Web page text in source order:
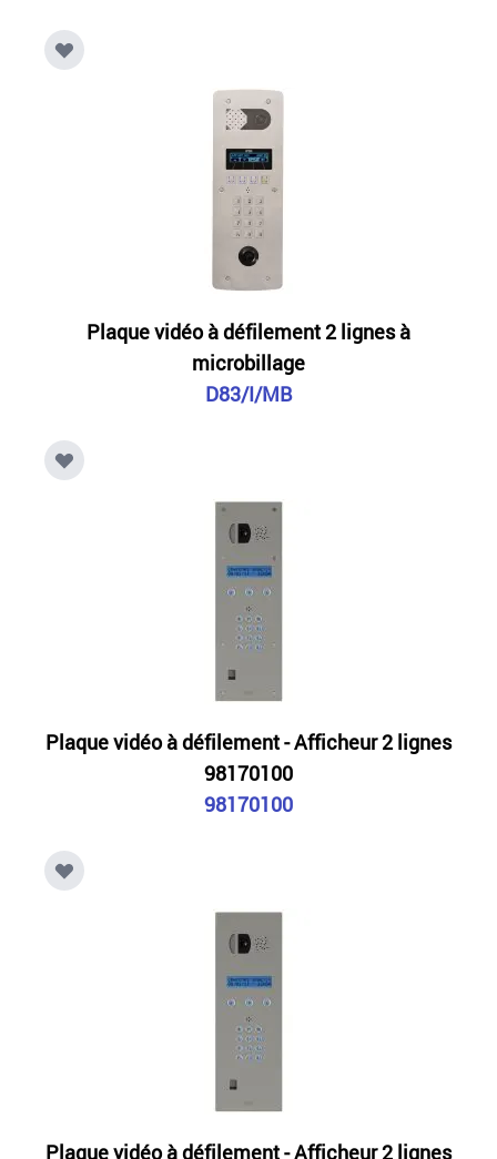
Plaque vidéo à défilement 2 lignes à
microbillage
D83/I/MB
Plaque vidéo à défilement - Afficheur 2 lignes
98170100
98170100
Plaque vidéo à défilement - Afficheur 2 lignes